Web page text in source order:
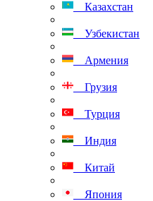
Казахстан
Узбекистан
Армения
Грузия
Турция
Индия
Китай
Япония